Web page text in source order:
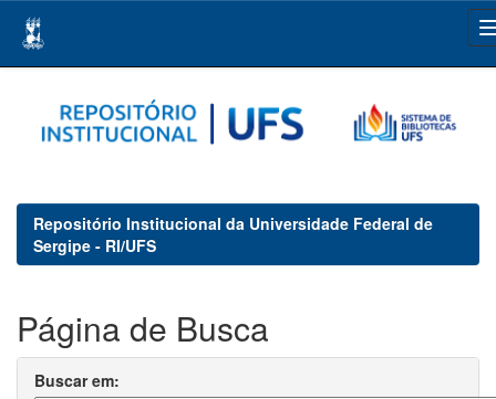
navigation
Repositório Institucional da Universidade Federal de
Sergipe - RI/UFS
Página de Busca
Buscar em: